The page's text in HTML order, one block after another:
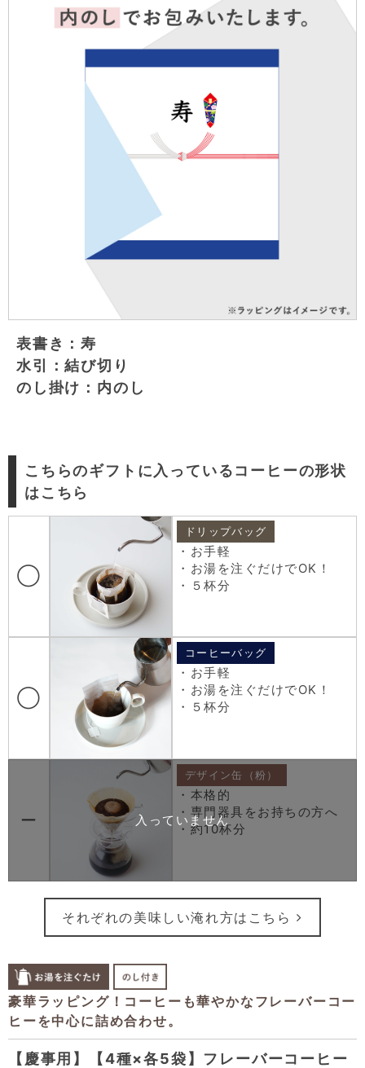
【慶事用】【4種×各5袋】フレーバーコーヒー
表書き：寿
水引：結び切り
のし掛け：内のし
こちらのギフトに入っているコーヒーの形状
はこちら
◯
ドリップバッグ
・お手軽
・お湯を注ぐだけでOK！
・５杯分
◯
コーヒーバッグ
・お手軽
・お湯を注ぐだけでOK！
・５杯分
ー
デザイン缶（粉）
・本格的
・専門器具をお持ちの方へ
・約10杯分
それぞれの美味しい淹れ方はこちら